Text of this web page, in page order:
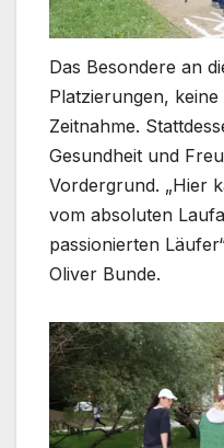
Das Besondere an
Platzierungen,
Zeitnahme.
Gesundheit und
Vordergrund. „Hier
vom absoluten
passionierten
Oliver Bunde.